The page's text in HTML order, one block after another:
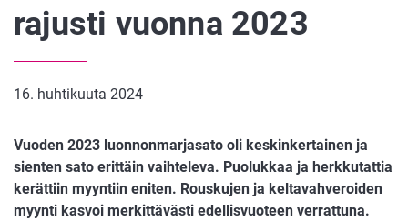
rajusti vuonna 2023
16. huhtikuuta 2024
Vuoden 2023 luonnonmarjasato oli keskinkertainen ja
sienten sato erittäin vaihteleva. Puolukkaa ja herkkutattia
kerättiin myyntiin eniten. Rouskujen ja keltavahveroiden
myynti kasvoi merkittävästi edellisvuoteen verrattuna.